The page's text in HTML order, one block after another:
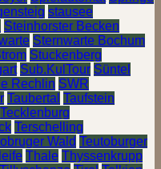
stausee
Steinhorster Becken
Sternwarte Bochum
Stuckenberg
Sub.KulTour Süntel
Rechlin SWR
Taubertal Taufstein
Tecklenburg
Terschelling
Wald Teutoburger
Thale Thyssenkrupp